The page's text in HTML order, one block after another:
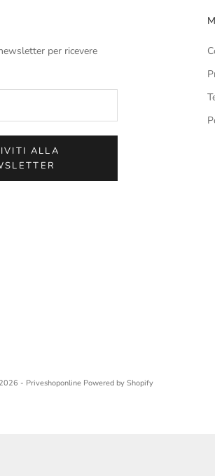
per ricevere
ALLA
- Priveshoponline Powered by Shopify